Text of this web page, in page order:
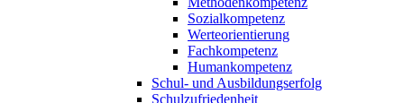
Sozialkompetenz
Werteorientierung
Fachkompetenz
Humankompetenz
Schul- und Ausbildungserfolg
Schulzufriedenheit